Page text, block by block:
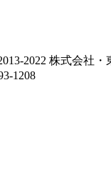
2022 株式会社・
1208